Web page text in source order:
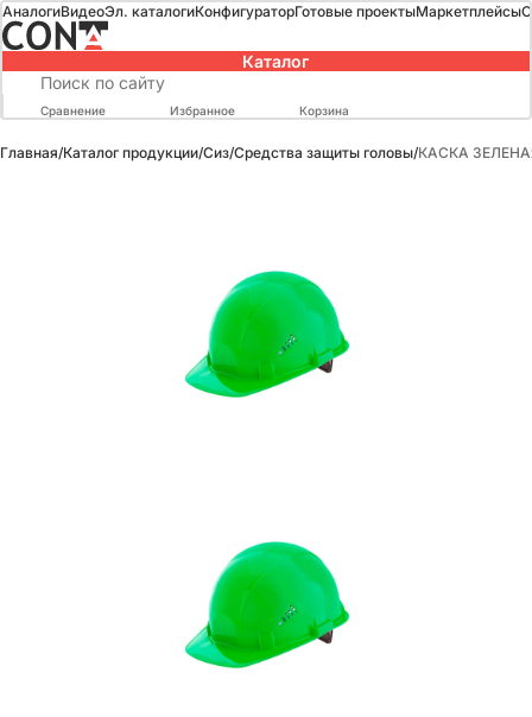
АналогиВидеоЭл. каталогиКонфигураторГотовые проектыМаркетплейсы
Каталог
Сравнение Избранное Корзина
Главная/Каталог продукции/Сиз/Средства защиты головы/КАСКА